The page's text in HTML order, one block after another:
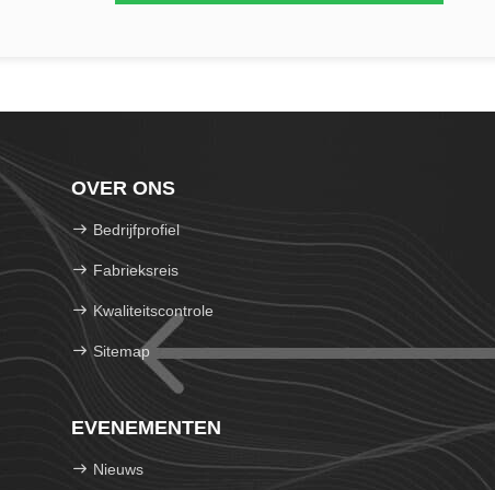
OVER ONS
Bedrijfprofiel
Fabrieksreis
Kwaliteitscontrole
Sitemap
EVENEMENTEN
Nieuws